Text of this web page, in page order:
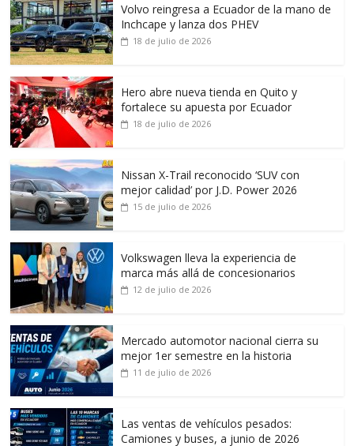
Volvo reingresa a Ecuador de la mano de
Inchcape y lanza dos PHEV
18 de julio de 2026
Hero abre nueva tienda en Quito y
fortalece su apuesta por Ecuador
18 de julio de 2026
Nissan X-Trail reconocido ‘SUV con
mejor calidad’ por J.D. Power 2026
15 de julio de 2026
Volkswagen lleva la experiencia de
marca más allá de concesionarios
12 de julio de 2026
Mercado automotor nacional cierra su
mejor 1er semestre en la historia
11 de julio de 2026
Las ventas de vehículos pesados:
Camiones y buses, a junio de 2026